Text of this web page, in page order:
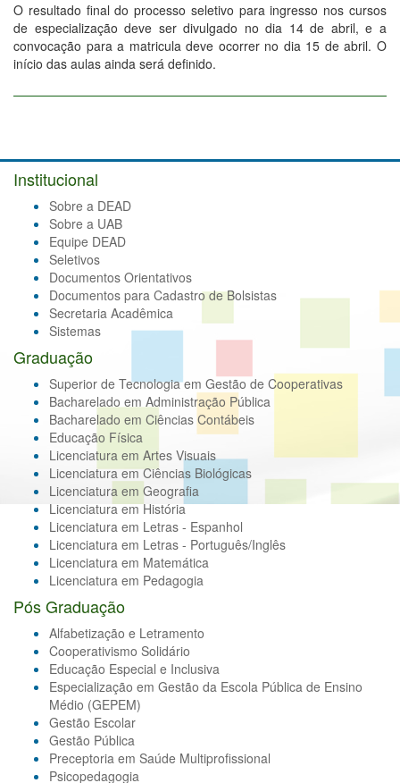
O resultado final do processo seletivo para ingresso nos cursos
de especialização deve ser divulgado no dia 14 de abril, e a
convocação para a matricula deve ocorrer no dia 15 de abril. O
início das aulas ainda será definido.
Institucional
Sobre a DEAD
Sobre a UAB
Equipe DEAD
Seletivos
Documentos Orientativos
Documentos para Cadastro de Bolsistas
Secretaria Acadêmica
Sistemas
Graduação
Superior de Tecnologia em Gestão de Cooperativas
Bacharelado em Administração Pública
Bacharelado em Ciências Contábeis
Educação Física
Licenciatura em Artes Visuais
Licenciatura em Ciências Biológicas
Licenciatura em Geografia
Licenciatura em História
Licenciatura em Letras - Espanhol
Licenciatura em Letras - Português/Inglês
Licenciatura em Matemática
Licenciatura em Pedagogia
Pós Graduação
Alfabetização e Letramento
Cooperativismo Solidário
Educação Especial e Inclusiva
Especialização em Gestão da Escola Pública de Ensino
Médio (GEPEM)
Gestão Escolar
Gestão Pública
Preceptoria em Saúde Multiprofissional
Psicopedagogia